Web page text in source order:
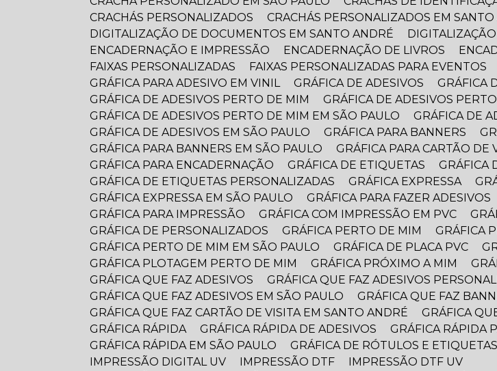
CRACHÁS PERSONALIZADOS
CRACHÁS PERSONALIZADOS EM
DIGITALIZAÇÃO DE DOCUMENTOS EM SANTO ANDRÉ
ENCADERNAÇÃO E IMPRESSÃO
ENCADERNAÇÃO DE LIVROS
FAIXAS PERSONALIZADAS
FAIXAS PERSONALIZADAS PARA EVENTOS
GRÁFICA PARA ADESIVO EM VINIL
GRÁFICA DE ADESIVOS
GRÁFICA DE ADESIVOS PERTO DE MIM
GRÁFICA DE ADESIVOS
GRÁFICA DE ADESIVOS PERTO DE MIM EM SÃO PAULO
GRÁFICA DE
GRÁFICA DE ADESIVOS EM SÃO PAULO
GRÁFICA PARA BANNERS
GRÁFICA PARA BANNERS EM SÃO PAULO
GRÁFICA PARA CARTÃO DE
GRÁFICA PARA ENCADERNAÇÃO
GRÁFICA DE ETIQUETAS
GRÁFICA DE ETIQUETAS PERSONALIZADAS
GRÁFICA EXPRESSA
GRÁFICA EXPRESSA EM SÃO PAULO
GRÁFICA PARA FAZER ADESIVOS
GRÁFICA PARA IMPRESSÃO
GRÁFICA COM IMPRESSÃO EM PVC
GRÁFICA DE PERSONALIZADOS
GRÁFICA PERTO DE MIM
GRÁFICA PERTO DE MIM EM SÃO PAULO
GRÁFICA DE PLACA PVC
GRÁFICA PLOTAGEM PERTO DE MIM
GRÁFICA PRÓXIMO A MIM
GRÁFICA QUE FAZ ADESIVOS
GRÁFICA QUE FAZ ADESIVOS
GRÁFICA QUE FAZ ADESIVOS EM SÃO PAULO
GRÁFICA QUE FAZ
GRÁFICA QUE FAZ CARTÃO DE VISITA EM SANTO ANDRÉ
GRÁFICA
GRÁFICA RÁPIDA
GRÁFICA RÁPIDA DE ADESIVOS GRÁFICA RÁPIDA
GRÁFICA RÁPIDA EM SÃO PAULO
GRÁFICA DE RÓTULOS E ETIQUETAS
IMPRESSÃO DIGITAL UV
IMPRESSÃO DTF
IMPRESSÃO DTF UV